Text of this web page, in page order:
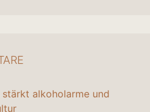
stärkt alkoholarme und